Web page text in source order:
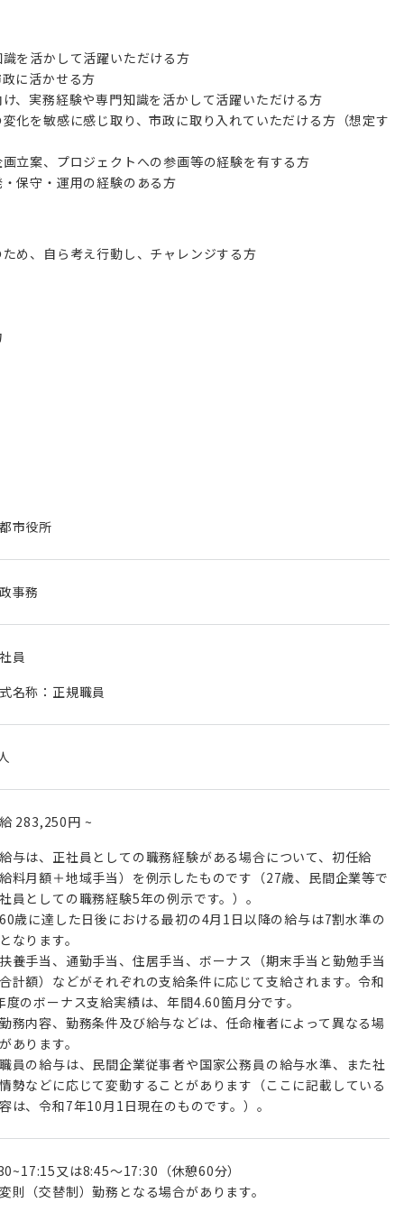
を活かして活躍いただける方
に活かせる方
、実務経験や専門知識を活かして活躍いただける方
化を敏感に感じ取り、市政に取り入れていただける方（想定す
立案、プロジェクトへの参画等の経験を有する方
め、自ら考え行動し、チャレンジする方
市役所
事務
員
名称：正規職員
283,250円 ~
与は、正社員としての職務経験がある場合について、初任給
料月額＋地域手当）を例示したものです（27歳、民間企業等で
員としての職務経験5年の例示です。）。
歳に達した日後における最初の4月1日以降の給与は7割水準の
なります。
養手当、通勤手当、住居手当、ボーナス（期末手当と勤勉手当
計額）などがそれぞれの支給条件に応じて支給されます。令和
度のボーナス支給実績は、年間4.60箇月分です。
務内容、勤務条件及び給与などは、任命権者によって異なる場
あります。
員の給与は、民間企業従事者や国家公務員の給与水準、また社
勢などに応じて変動することがあります（ここに記載している
は、令和7年10月1日現在のものです。）。
又は8:45～17:30（休憩60分）
則（交替制）勤務となる場合があります。